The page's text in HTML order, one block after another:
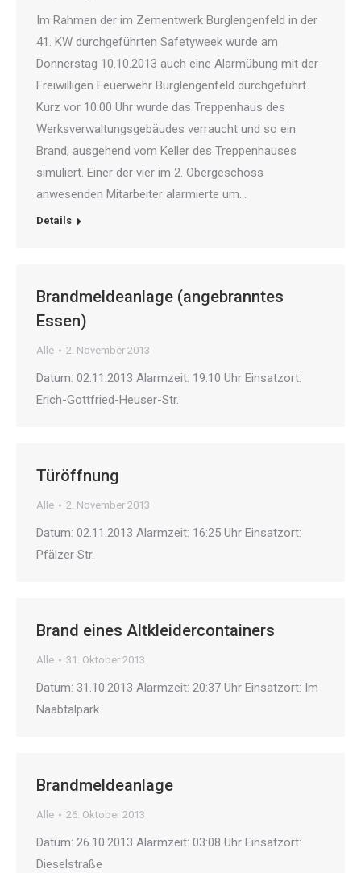
Im Rahmen der im Zementwerk Burglengenfeld in der
41. KW durchgeführten Safetyweek wurde am
Donnerstag 10.10.2013 auch eine Alarmübung mit der
Freiwilligen Feuerwehr Burglengenfeld durchgeführt.
Kurz vor 10:00 Uhr wurde das Treppenhaus des
Werksverwaltungsgebäudes verraucht und so ein
Brand, ausgehend vom Keller des Treppenhauses
simuliert. Einer der vier im 2. Obergeschoss
anwesenden Mitarbeiter alarmierte um…
Details
Brandmeldeanlage (angebranntes
Essen)
Alle 2. November 2013
Datum: 02.11.2013 Alarmzeit: 19:10 Uhr Einsatzort:
Erich-Gottfried-Heuser-Str.
Türöffnung
Alle 2. November 2013
Datum: 02.11.2013 Alarmzeit: 16:25 Uhr Einsatzort:
Pfälzer Str.
Brand eines Altkleidercontainers
Alle 31. Oktober 2013
Datum: 31.10.2013 Alarmzeit: 20:37 Uhr Einsatzort: Im
Naabtalpark
Brandmeldeanlage
Alle 26. Oktober 2013
Datum: 26.10.2013 Alarmzeit: 03:08 Uhr Einsatzort:
Dieselstraße